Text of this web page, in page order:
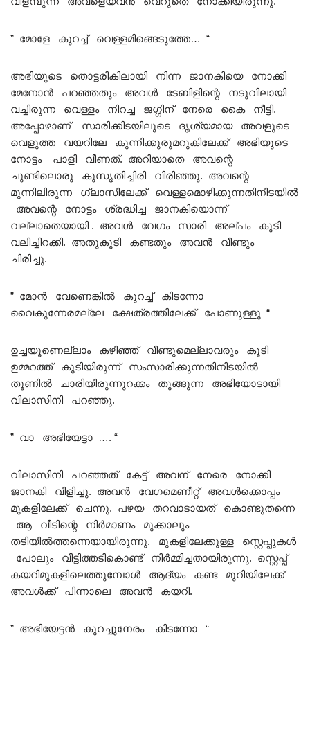
” മോളേ കുറച്ച് വെള്ളമിങ്ങെടുത്തേ… “
അഭിയുടെ തൊട്ടരികിലായി നിന്ന ജാനകിയെ നോക്കി
മേനോൻ പറഞ്ഞതും അവൾ ടേബിളിന്റെ നടുവിലായി
വച്ചിരുന്ന വെള്ളം നിറച്ച ജഗ്ഗിന് നേരെ കൈ നീട്ടി.
അപ്പോഴാണ് സാരിക്കിടയിലൂടെ ദൃശ്യമായ അവളുടെ
വെളുത്ത വയറിലേ കുന്നിക്കുരുമറുകിലേക്ക് അഭിയുടെ
നോട്ടം പാളി വീണത്. അറിയാതെ അവന്റെ
ചുണ്ടിലൊരു കുസൃതിച്ചിരി വിരിഞ്ഞു. അവന്റെ
മുന്നിലിരുന്ന ഗ്ലാസിലേക്ക് വെള്ളമൊഴിക്കുന്നതിനിടയിൽ
അവന്റെ നോട്ടം ശ്രദ്ധിച്ച ജാനകിയൊന്ന്
വല്ലാതെയായി . അവൾ വേഗം സാരി അല്പം കൂടി
വലിച്ചിറക്കി. അതുകൂടി കണ്ടതും അവൻ വീണ്ടും
ചിരിച്ചു.
” മോൻ വേണെങ്കിൽ കുറച്ച് കിടന്നോ
വൈകുന്നേരമല്ലേ ക്ഷേത്രത്തിലേക്ക് പോണുള്ളൂ “
ഉച്ചയൂണെല്ലാം കഴിഞ്ഞ് വീണ്ടുമെല്ലാവരും കൂടി
ഉമ്മറത്ത് കൂടിയിരുന്ന് സംസാരിക്കുന്നതിനിടയിൽ
തൂണിൽ ചാരിയിരുന്നുറക്കം തൂങ്ങുന്ന അഭിയോടായി
വിലാസിനി പറഞ്ഞു.
” വാ അഭിയേട്ടാ …. “
വിലാസിനി പറഞ്ഞത് കേട്ട് അവന് നേരെ നോക്കി
ജാനകി വിളിച്ചു. അവൻ വേഗമെണീറ്റ് അവൾക്കൊപ്പം
മുകളിലേക്ക് ചെന്നു. പഴയ തറവാടായത് കൊണ്ടുതന്നെ
ആ വീടിന്റെ നിർമാണം മുക്കാലും
തടിയിൽത്തന്നെയായിരുന്നു. മുകളിലേക്കുള്ള സ്റ്റെപ്പുകൾ
പോലും വീട്ടിത്തടികൊണ്ട് നിർമ്മിച്ചതായിരുന്നു. സ്റ്റെപ്പ്
കയറിമുകളിലെത്തുമ്പോൾ ആദ്യം കണ്ട മുറിയിലേക്ക്
അവൾക്ക് പിന്നാലെ അവൻ കയറി.
” അഭിയേട്ടൻ കുറച്ചുനേരം കിടന്നോ “